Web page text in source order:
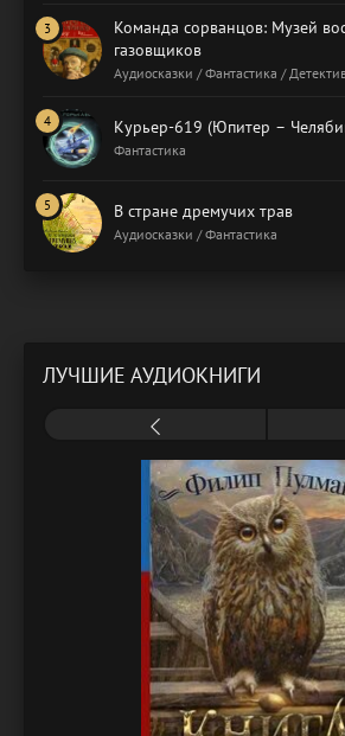
Команда сорванцов: Музей
газовщиков
Аудиосказки / Фантастика /
Курьер-619 (Юпитер –
Фантастика
В стране дремучих трав
Аудиосказки / Фантастика
ЛУЧШИЕ АУДИОКНИГИ